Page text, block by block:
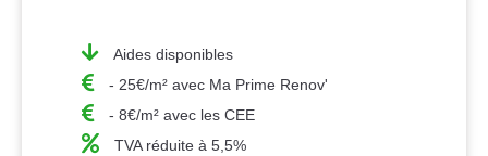
Aides disponibles
- 25€/m² avec Ma Prime Renov'
- 8€/m² avec les CEE
TVA réduite à 5,5%